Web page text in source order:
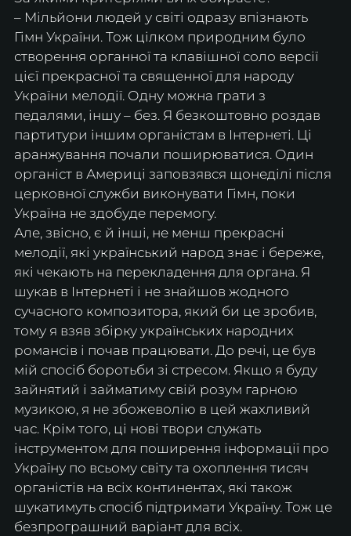
– Мільйони людей у ​​світі одразу впізнають
Гімн України. Тож цілком природним було
створення органної та клавішної соло версії
цієї прекрасної та священної для народу
України мелодії. Одну можна грати з
педалями, іншу – без. Я безкоштовно роздав
партитури іншим органістам в Інтернеті. Ці
аранжування почали поширюватися. Один
органіст в Америці заповзявся щонеділі після
церковної служби виконувати Гімн, поки
Україна не здобуде перемогу.
Але, звісно, ​​є й інші, не менш прекрасні
мелодії, які український народ знає і береже,
які чекають на перекладення для органа. Я
шукав в Інтернеті і не знайшов жодного
сучасного композитора, який би це зробив,
тому я взяв збірку українських народних
романсів і почав працювати. До речі, це був
мій спосіб боротьби зі стресом. Якщо я буду
зайнятий і займатиму свій розум гарною
музикою, я не збожеволію в цей жахливий
час. Крім того, ці нові твори служать
інструментом для поширення інформації про
Україну по всьому світу та охоплення тисяч
органістів на всіх континентах, які також
шукатимуть спосіб підтримати Україну. Тож це
безпрограшний варіант для всіх.